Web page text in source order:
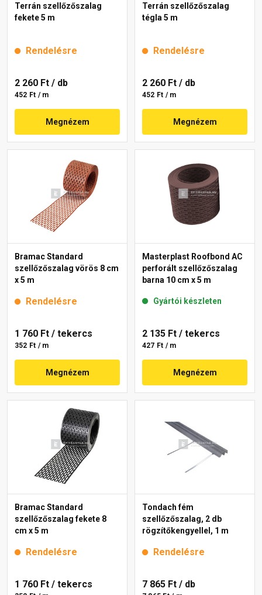
Terrán szellőzőszalag
fekete 5 m
Rendelésre
2 260 Ft / db
452 Ft / m
Megnézem
Terrán szellőzőszalag
tégla 5 m
Rendelésre
2 260 Ft / db
452 Ft / m
Megnézem
Bramac Standard
szellőzőszalag vörös 8 cm
x 5 m
Rendelésre
1 760 Ft / tekercs
352 Ft / m
Megnézem
Masterplast Roofbond AC
perforált szellőzőszalag
barna 10 cm x 5 m
Gyártói készleten
2 135 Ft / tekercs
427 Ft / m
Megnézem
Bramac Standard
szellőzőszalag fekete 8
cm x 5 m
Rendelésre
1 760 Ft / tekercs
Tondach fém
szellőzőszalag, 2 db
rögzítőkengyellel, 1 m
Rendelésre
7 865 Ft / db